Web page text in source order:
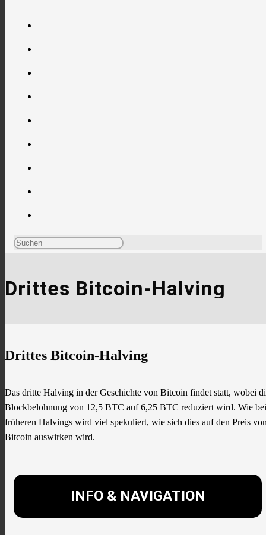
Drittes Bitcoin-Halving
Drittes Bitcoin-Halving
Das dritte Halving in der Geschichte von Bitcoin findet statt, wobei
Blockbelohnung von 12,5 BTC auf 6,25 BTC reduziert wird. Wie bei
früheren Halvings wird viel spekuliert, wie sich dies auf den Preis
Bitcoin auswirken wird.
INFO & NAVIGATION